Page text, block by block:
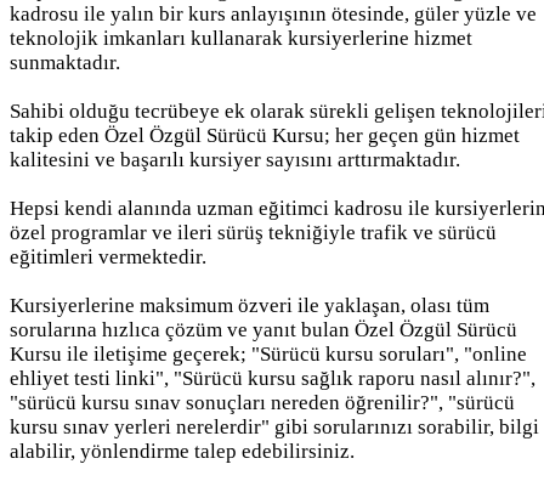
kadrosu ile yalın bir kurs anlayışının ötesinde, güler yüzle ve
teknolojik imkanları kullanarak kursiyerlerine hizmet
sunmaktadır.
Sahibi olduğu tecrübeye ek olarak sürekli gelişen
takip eden Özel Özgül Sürücü Kursu; her geçen gün hizmet
kalitesini ve başarılı kursiyer sayısını arttırmaktadır.
Hepsi kendi alanında uzman eğitimci kadrosu ile
özel programlar ve ileri sürüş tekniğiyle trafik ve sürücü
eğitimleri vermektedir.
Kursiyerlerine maksimum özveri ile yaklaşan, olası tüm
sorularına hızlıca çözüm ve yanıt bulan Özel Özgül Sürücü
Kursu ile iletişime geçerek; "Sürücü kursu soruları", "online
ehliyet testi linki", "Sürücü kursu sağlık raporu nasıl alınır?",
"sürücü kursu sınav sonuçları nereden öğrenilir?", "sürücü
kursu sınav yerleri nerelerdir" gibi sorularınızı sorabilir, bilgi
alabilir, yönlendirme talep edebilirsiniz.